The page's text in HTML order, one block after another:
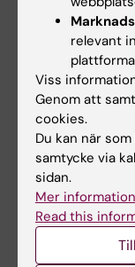
sina
Både under
integration
på specifika
Examination
Kursen
deltagande i
quiz och
relevant
Viss
Genom att
cookies.
Du kan när
samtycke via
sidan.
Mer
Read this